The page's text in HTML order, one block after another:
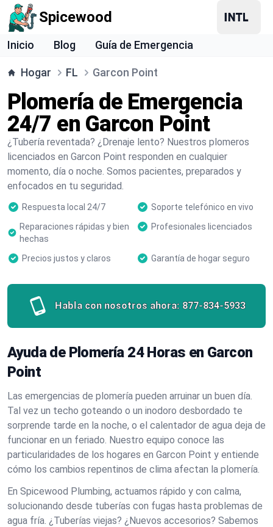
Spicewood
Inicio Blog Guía de Emergencia
Hogar FL Garcon Point
Plomería de Emergencia
24/7 en Garcon Point
¿Tubería reventada? ¿Drenaje lento? Nuestros plomeros
licenciados en Garcon Point responden en cualquier
momento, día o noche. Somos pacientes, preparados y
enfocados en tu seguridad.
Respuesta local 24/7
Soporte telefónico en vivo
Reparaciones rápidas y bien
hechas
Profesionales licenciados
Precios justos y claros Garantía de hogar seguro
Habla con nosotros ahora: 877-834-5933
Ayuda de Plomería 24 Horas en Garcon
Point
Las emergencias de plomería pueden arruinar un buen día.
Tal vez un techo goteando o un inodoro desbordado te
sorprende tarde en la noche, o el calentador de agua deja de
funcionar en un feriado. Nuestro equipo conoce las
particularidades de los hogares en Garcon Point y entiende
cómo los cambios repentinos de clima afectan la plomería.
En Spicewood Plumbing, actuamos rápido y con calma,
solucionando desde tuberías con fugas hasta problemas de
agua fría. ¿Tuberías viejas? ¿Nuevos accesorios? Sabemos